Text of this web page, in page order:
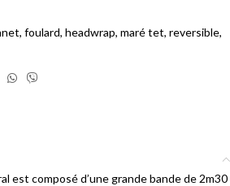
, foulard, headwrap, maré tet, reversible,
est composé d’une grande bande de 2m30